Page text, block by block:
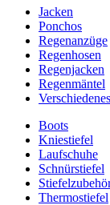
Jacken
Ponchos
Regenanzüge
Regenhosen
Regenjacken
Regenmäntel
Verschiedenes
Boots
Kniestiefel
Laufschuhe
Schnürstiefel
Thermostiefel